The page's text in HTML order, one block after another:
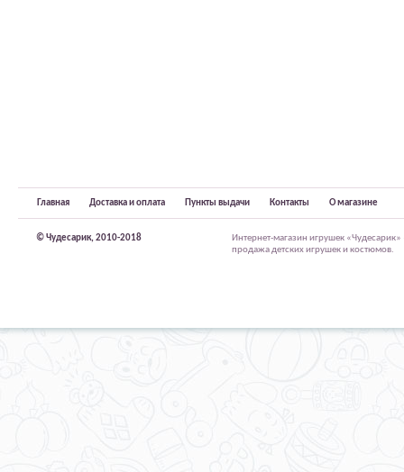
Главная Доставка и оплата Пункты выдачи Контакты О магазине
© Чудесарик, 2010-2018
Интернет-магазин игрушек
продажа детских игрушек и костюмов.